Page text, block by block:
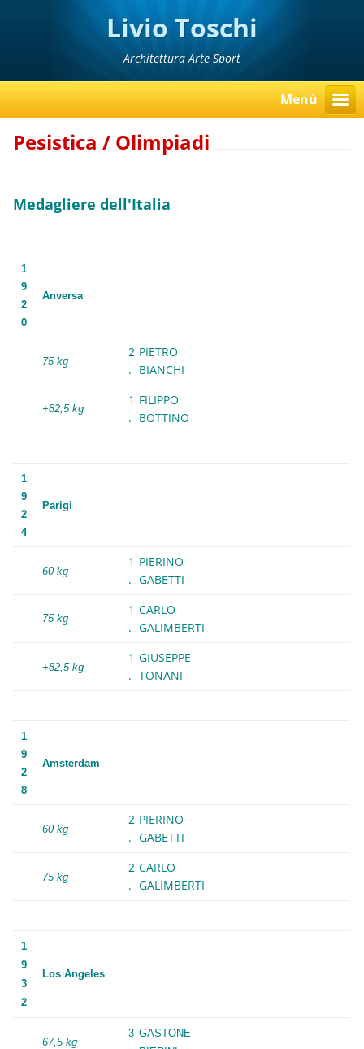
Livio Toschi
Architettura Arte Sport
Menù
Pesistica / Olimpiadi
Medagliere dell'Italia
1
9
2
0
Anversa
75 kg
2
.
PIETRO
BIANCHI
+82,5 kg
1
.
FILIPPO
BOTTINO
1
9
2
4
Parigi
60 kg
1
.
PIERINO
GABETTI
75 kg
1
.
CARLO
GALIMBERTI
+82,5 kg
1
.
GIUSEPPE
TONANI
1
9
2
8
Amsterdam
60 kg
2
.
PIERINO
GABETTI
75 kg
2
.
CARLO
GALIMBERTI
1
9
3
2
Los Angeles
67,5 kg
3 GASTONE